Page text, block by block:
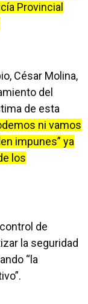
Provincial
César Molina,
del
de esta
ni vamos
impunes” ya
los
de
la seguridad
“la